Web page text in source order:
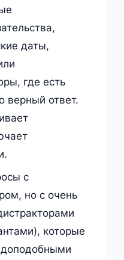
даты,
где есть
верный ответ.
с
но с очень
которые